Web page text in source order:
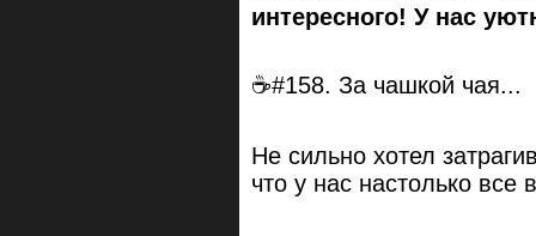
интересного! У нас
☕#158. За чашкой чая...
Не сильно хотел
что у нас настолько все